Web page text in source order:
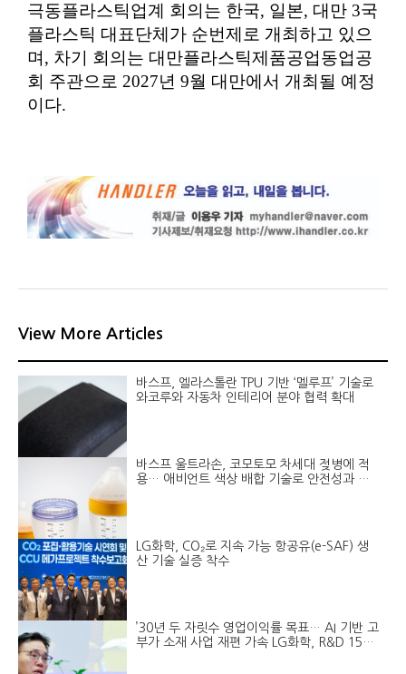
극동플라스틱업계 회의는 한국, 일본, 대만 3국
플라스틱 대표단체가 순번제로 개최하고 있으
며, 차기 회의는 대만플라스틱제품공업동업공
회 주관으로 2027년 9월 대만에서 개최될 예정
이다.
View More Articles
바스프, 엘라스톨란 TPU 기반 ‘멜루프’ 기술로
와코루와 자동차 인테리어 분야 협력 확대
바스프 울트라손, 코모토모 차세대 젖병에 적
용… 애비언트 색상 배합 기술로 안전성과 디
LG화학, CO₂로 지속 가능 항공유(e-SAF) 생
산 기술 실증 착수
’30년 두 자릿수 영업이익률 목표… AI 기반 고
부가 소재 사업 재편 가속 LG화학, R&D 15조